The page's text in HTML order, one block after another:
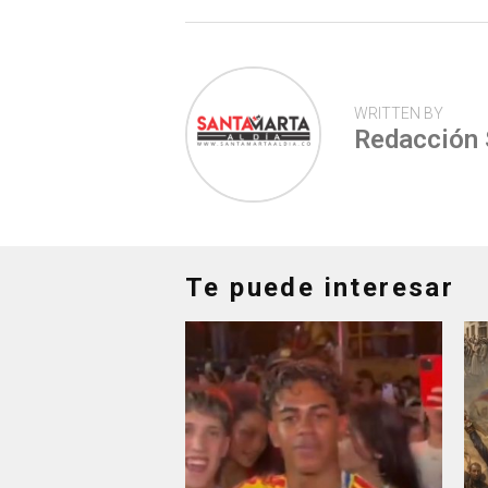
WRITTEN BY
Redacción
Te puede interesar